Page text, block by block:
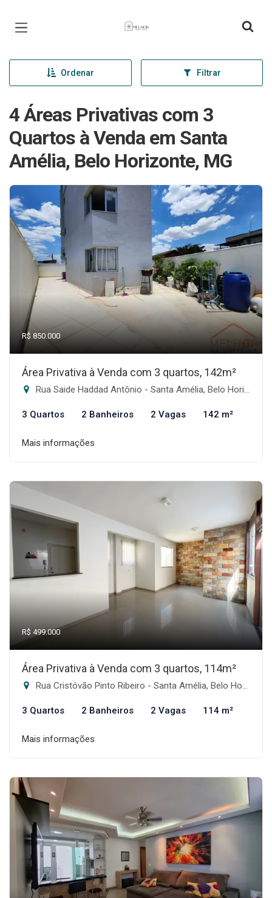
Página inicial
Ordenar Filtrar
4 Áreas Privativas com 3
Quartos à Venda em Santa
Amélia, Belo Horizonte, MG
R$ 850.000
Área Privativa à Venda com 3 quartos, 142m²
Rua Saide Haddad Antônio - Santa Amélia, Belo Horizonte-MG
3 Quartos 2 Banheiros 2 Vagas 142 m²
Mais informações
R$ 499.000
Área Privativa à Venda com 3 quartos, 114m²
Rua Cristóvão Pinto Ribeiro - Santa Amélia, Belo Horizonte-MG
3 Quartos 2 Banheiros 2 Vagas 114 m²
Mais informações